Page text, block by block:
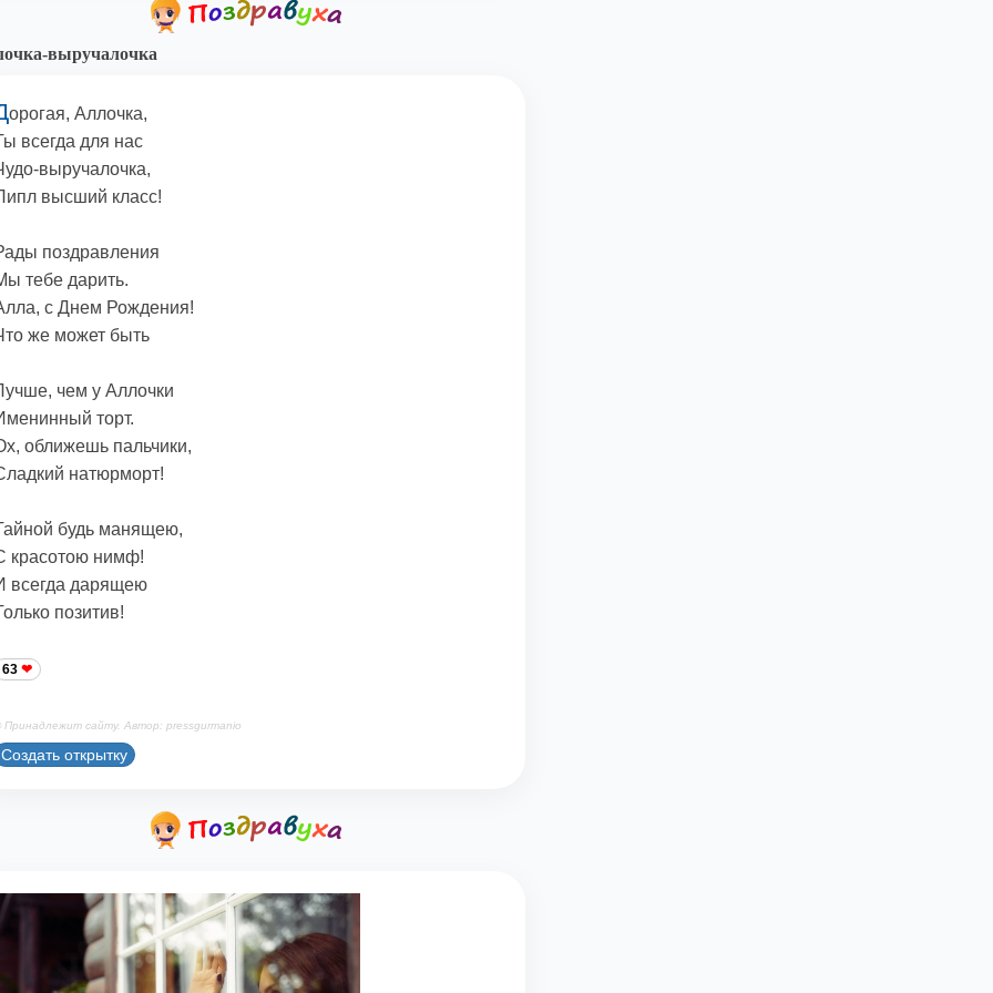
выручалочка
орогая, Аллочка,
всегда для нас
выручалочка,
высший класс!
поздравления
тебе дарить.
с Днем Рождения!
же может быть
чем у Аллочки
торт.
оближешь пальчики,
натюрморт!
будь манящею,
красотою нимф!
всегда дарящею
позитив!
63
Принадлежит сайту. Автор: pressgurmanio
Создать открытку